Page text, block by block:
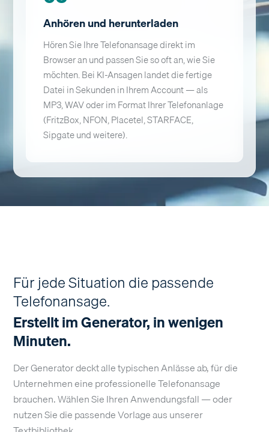
Anhören und herunterladen
Hören Sie Ihre Telefonansage direkt im
Browser an und passen Sie so oft an, wie Sie
möchten. Bei KI-Ansagen landet die fertige
Datei in Sekunden in Ihrem Account — als
MP3, WAV oder im Format Ihrer Telefonanlage
(FritzBox, NFON, Placetel, STARFACE,
Sipgate und weitere).
Für jede Situation die passende
Telefonansage.
Erstellt im Generator, in wenigen
Minuten.
Der Generator deckt alle typischen Anlässe ab, für die
Unternehmen eine professionelle Telefonansage
brauchen. Wählen Sie Ihren Anwendungsfall — oder
nutzen Sie die passende Vorlage aus unserer